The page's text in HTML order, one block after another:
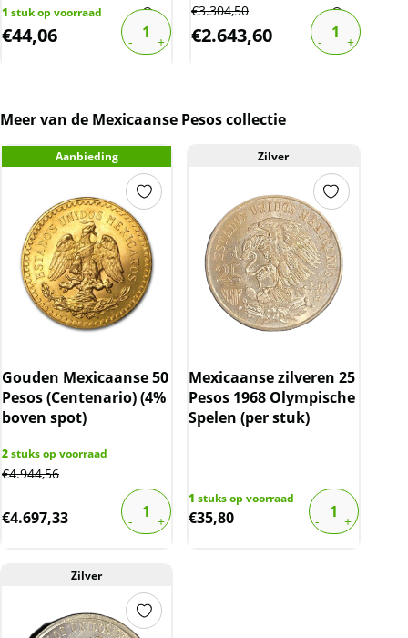
1 stuk op voorraad
€44,06
€3.304,50
€2.643,60
Meer van de Mexicaanse Pesos collectie
Aanbieding
Gouden Mexicaanse 50
Pesos (Centenario) (4%
boven spot)
2stuks op voorraad
€4.944,56
€4.697,33
Zilver
Mexicaanse zilveren 25
Pesos 1968 Olympische
Spelen (per stuk)
1 stuks op voorraad
€35,80
Zilver